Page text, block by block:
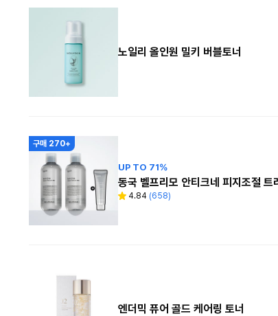
노일리 올인원 밀키 버블토너
구매 270+
UP TO 71%
동국 벨프리모 안티크네 피지조절
별 4.84
리
(658)
엔더믹 퓨어 골드 케어링 토너